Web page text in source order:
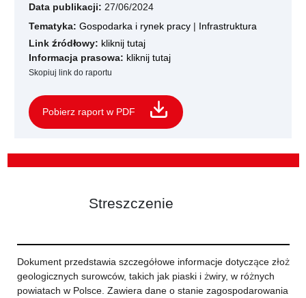
Data publikacji: 27/06/2024
Tematyka: Gospodarka i rynek pracy | Infrastruktura
Link źródłowy: kliknij tutaj
Informacja prasowa: kliknij tutaj
Skopiuj link do raportu
Pobierz raport w PDF
Streszczenie
Dokument przedstawia szczegółowe informacje dotyczące złoż
geologicznych surowców, takich jak piaski i żwiry, w różnych
powiatach w Polsce. Zawiera dane o stanie zagospodarowania